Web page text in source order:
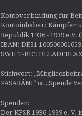
Kontoverbindung für
Kontoinhaber: Kämpfer
Republik 1936 - 1939 e.V.
IBAN: DE31
SWIFT-BIC:
Stichwort:
PASARÁN!“ o. „Spende
Spenden:
Der KFSR 1936-1939 e.